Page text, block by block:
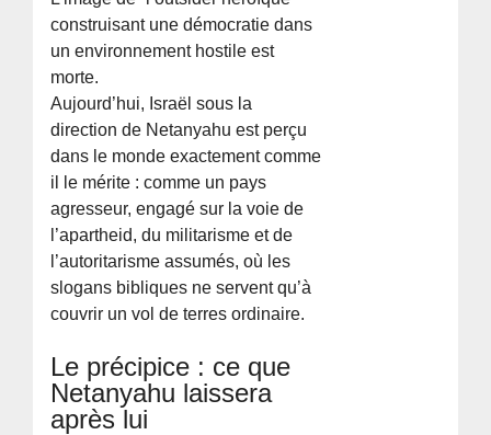
construisant une démocratie dans
un environnement hostile est
morte.
Aujourd’hui, Israël sous la
direction de Netanyahu est perçu
dans le monde exactement comme
il le mérite : comme un pays
agresseur, engagé sur la voie de
l’apartheid, du militarisme et de
l’autoritarisme assumés, où les
slogans bibliques ne servent qu’à
couvrir un vol de terres ordinaire.
Le précipice : ce que
Netanyahu laissera
après lui